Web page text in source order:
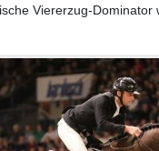
Viererzug-Dominator